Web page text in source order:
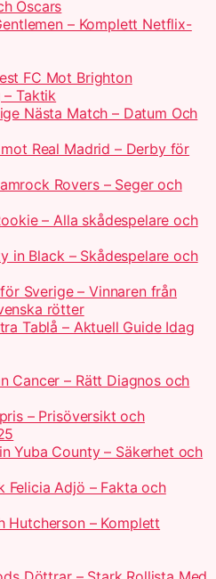
Oscars
– Komplett Netflix-
FC Mot Brighton
– Taktik
Nästa Match – Datum Och
Real Madrid – Derby för
Rovers – Seger och
– Alla skådespelare och
in Black – Skådespelare och
Sverige – Vinnaren från
rötter
Tablå – Aktuell Guide Idag
Cancer – Rätt Diagnos och
– Prisöversikt och
Yuba County – Säkerhet och
Felicia Adjö – Fakta och
Hutcherson – Komplett